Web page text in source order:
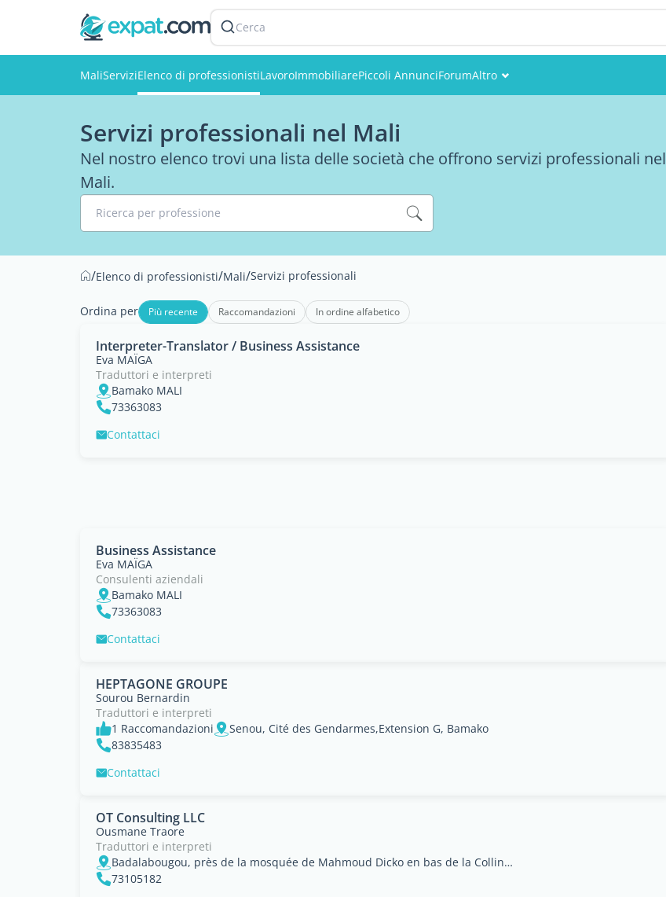
Cerca
MaliServiziElenco di professionistiLavoroImmobiliarePiccoli AnnunciForumAltro
Servizi professionali nel Mali
Nel nostro elenco trovi una lista delle società che offrono servizi professionali nel
Mali.
Ricerca per professione
/Elenco di professionisti/Mali/Servizi professionali
Ordina per Più recente Raccomandazioni In ordine alfabetico
Interpreter-Translator / Business Assistance
Eva MAÏGA
Traduttori e interpreti
Bamako MALI
73363083
Contattaci
Business Assistance
Eva MAÏGA
Consulenti aziendali
Bamako MALI
73363083
Contattaci
HEPTAGONE GROUPE
Sourou Bernardin
Traduttori e interpreti
1 Raccomandazioni
Senou, Cité des Gendarmes,Extension G, Bamako
83835483
Contattaci
OT Consulting LLC
Ousmane Traore
Traduttori e interpreti
Badalabougou, près de la mosquée de Mahmoud Dicko en bas de la Colline, Bamako
73105182